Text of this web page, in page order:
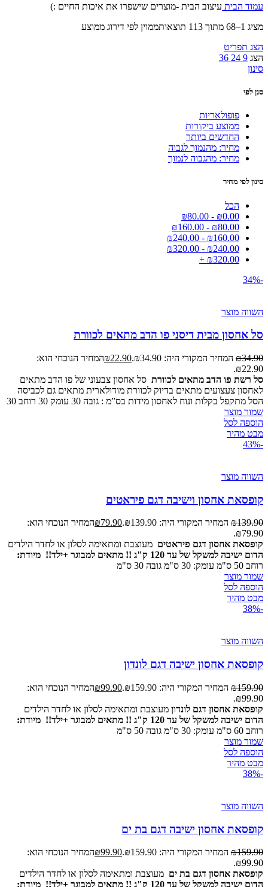
עמוד הבית עיצוב הבית -מוצרים שישפרו את איכות החיים :)
מציג 1–68 מתוך 113 תוצאות
ממוין לפי דירוג ממוצע
הצג תפריט
הצג 9
24
36
סינון
סנן לפי
פופולאריות
ממוצע ביקורות
החדשים ביותר
מחיר: מהנמוך לגבוה
מחיר: מהגבוה לנמוך
סינון לפי מחיר
הכל
₪0.00
-
₪80.00
₪80.00
-
₪160.00
₪160.00
-
₪240.00
₪240.00
-
₪320.00
₪320.00
+
-34%
השווה מוצר
סל אחסון מבית דיסני פו הדב מתאים לכוורת
₪34.90 המחיר המקורי היה: ₪34.90. ₪22.90
המחיר הנוכחי הוא:
₪22.90.
סל רשת פו הדב מתאים לכוורת סל אחסון צבעוני של פו הדב מתאים
לאחסון צעצועים מתאים בדיוק לכוורת מודולארית מתאים גם לכביסה
הסל מתקפל בקלות ונוח לאחסון מידות בס”מ : גובה 30 עומק 30 רוחב 30
שמור מוצר
הוספה לסל
מבט מהיר
-43%
השווה מוצר
קופסאת אחסון וישיבה דגם פיראטים
₪139.90 המחיר המקורי היה: ₪139.90. ₪79.90
המחיר הנוכחי הוא:
₪79.90.
קופסאת אחסון דגם פיראטים מעוצבת ומתאימה לסלון או לחדר הילדים
הדום ישיבה למשקל של עד 120 ק"ג !! מתאים למבוגר +ילד!!
מיודת:
רוחב 50 ס"מ עומק: 30 ס"מ גובה 30 ס"מ
שמור מוצר
הוספה לסל
מבט מהיר
-38%
השווה מוצר
קופסאת אחסון ישיבה דגם לונדון
₪159.90 המחיר המקורי היה: ₪159.90. ₪99.90
המחיר הנוכחי הוא:
₪99.90.
קופסאת אחסון דגם לונדון מעוצבת ומתאימה לסלון או לחדר הילדים
הדום ישיבה למשקל של עד 120 ק"ג !! מתאים למבוגר +ילד!!
מיודת:
רוחב 60 ס"מ עומק: 30 ס"מ גובה 50 ס"מ
שמור מוצר
הוספה לסל
מבט מהיר
-38%
השווה מוצר
קופסאת אחסון ישיבה דגם בת ים
₪159.90 המחיר המקורי היה: ₪159.90. ₪99.90
המחיר הנוכחי הוא:
₪99.90.
קופסאת אחסון דגם בת ים מעוצבת ומתאימה לסלון או לחדר הילדים
הדום ישיבה למשקל של עד 120 ק"ג !! מתאים למבוגר +ילד!!
מיודת: